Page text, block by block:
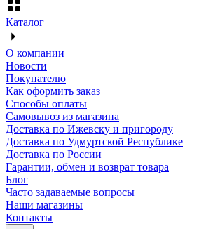
Каталог
О компании
Новости
Покупателю
Как оформить заказ
Способы оплаты
Самовывоз из магазина
Доставка по Ижевску и пригороду
Доставка по Удмуртской Республике
Доставка по России
Гарантии, обмен и возврат товара
Блог
Часто задаваемые вопросы
Наши магазины
Контакты